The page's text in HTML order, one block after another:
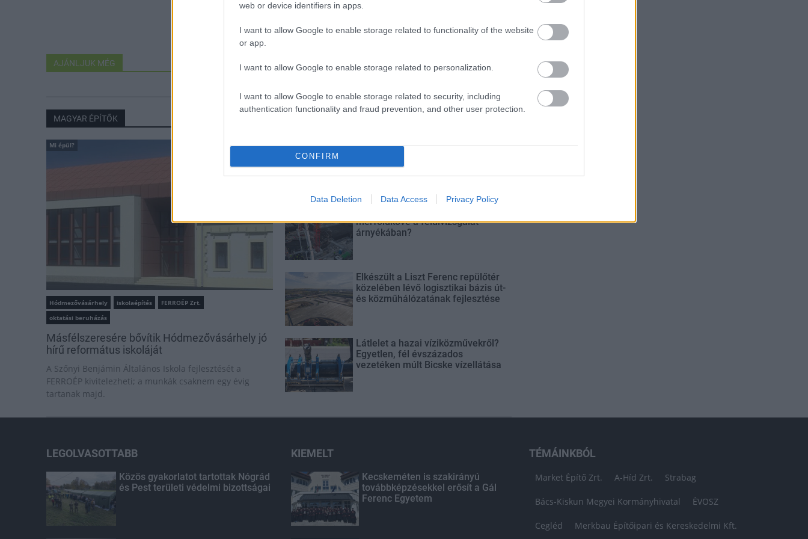
web or device identifiers in apps.
I want to allow Google to enable storage related to functionality of the website
or app.
I want to allow Google to enable storage related to personalization.
I want to allow Google to enable storage related to security, including
authentication functionality and fraud prevention, and other user protection.
CONFIRM
Data Deletion Data Access Privacy Policy
AJÁNLJUK MÉG
MAGYAR ÉPÍTŐK
Mi épül?
Hódmezővásárhely iskolaépítés
FERROÉP Zrt.
oktatási beruházás
Másfélszeresére bővítik Hódmezővásárhely jó
hírű református iskoláját
A Szőnyi Benjámin Általános Iskola fejlesztését a
FERROÉP kivitelezheti; a munkák csaknem egy évig
tartanak majd.
Látványos építési szakasz indult
mérföldköve a felülvizsgálat
árnyékában?
Elkészült a Liszt Ferenc repülőtér
közelében lévő logisztikai bázis út-
és közműhálózatának fejlesztése
Látlelet a hazai víziközművekről?
Egyetlen, fél évszázados
vezetéken múlt Bicske vízellátása
LEGOLVASOTTABB
Közös gyakorlatot tartottak Nógrád
és Pest területi védelmi bizottságai
KIEMELT
Kecskeméten is szakirányú
továbbképzésekkel erősít a Gál
Ferenc Egyetem
TÉMÁINKBÓL
Market Építő Zrt. A-Híd Zrt. Strabag
Bács-Kiskun Megyei Kormányhivatal ÉVOSZ
Cegléd Merkbau Építőipari és Kereskedelmi Kft.